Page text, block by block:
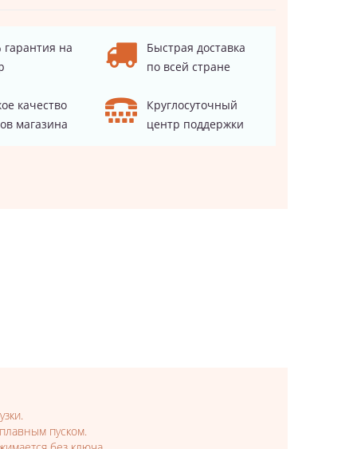
гарантия на
Быстрая доставка
по всей стране
качество
магазина
Круглосуточный
центр поддержки
пуском.